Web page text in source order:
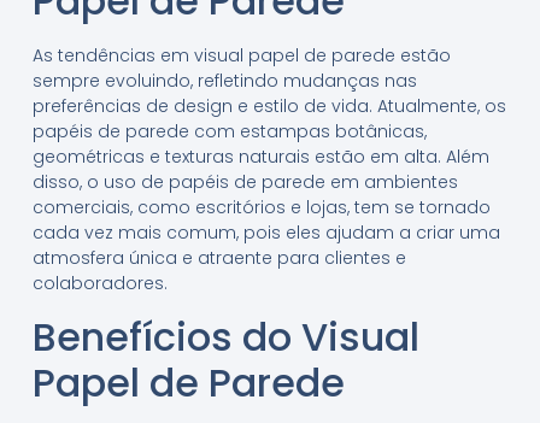
As tendências em visual papel de parede estão
sempre evoluindo, refletindo mudanças nas
preferências de design e estilo de vida. Atualmente, os
papéis de parede com estampas botânicas,
geométricas e texturas naturais estão em alta. Além
disso, o uso de papéis de parede em ambientes
comerciais, como escritórios e lojas, tem se tornado
cada vez mais comum, pois eles ajudam a criar uma
atmosfera única e atraente para clientes e
colaboradores.
Benefícios do Visual
Papel de Parede